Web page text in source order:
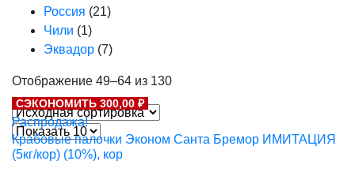
Россия (21)
Чили (1)
Эквадор (7)
Отображение 49–64 из 130
СЭКОНОМИТЬ 300,00 ₽
Распродажа!
Крабовые палочки Эконом Санта Бремор ИМИТАЦИЯ
(5кг/кор) (10%), кор